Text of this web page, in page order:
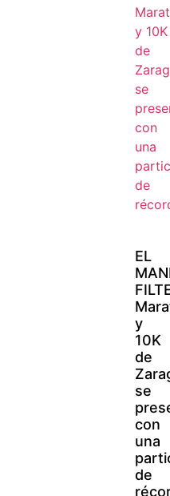
EL
y
10K
de
se
con
una
de